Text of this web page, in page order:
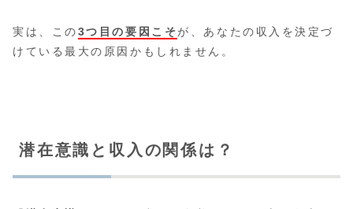
実は、この3つ目の要因こそが、あなたの収入を決定づ
けている最大の原因かもしれません。
潜在意識と収入の関係は？